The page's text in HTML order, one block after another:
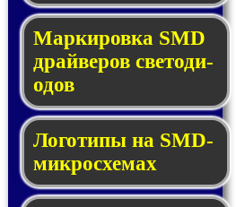
Маркировка SMD
драй­ве­ров све­то­ди­
о­дов
Логотипы на SMD-
мик­ро­схе­мах